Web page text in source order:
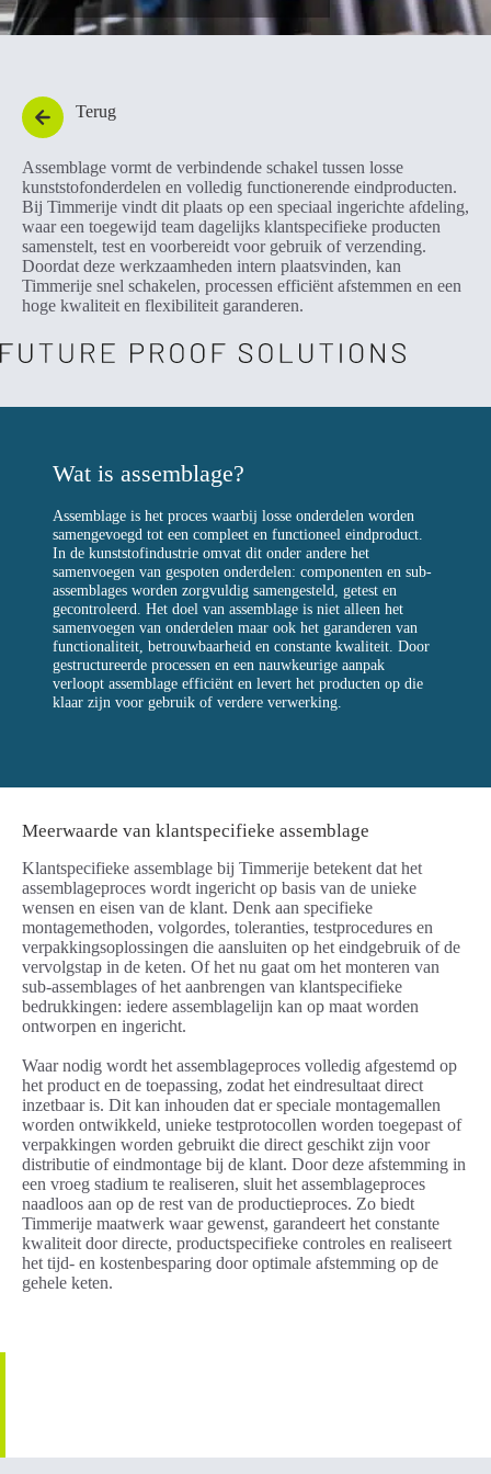
Terug
Assemblage vormt de verbindende schakel tussen losse
kunststofonderdelen en volledig functionerende eindproducten.
Bij Timmerije vindt dit plaats op een speciaal ingerichte afdeling,
waar een toegewijd team dagelijks klantspecifieke producten
samenstelt, test en voorbereidt voor gebruik of verzending.
Doordat deze werkzaamheden intern plaatsvinden, kan
Timmerije snel schakelen, processen efficiënt afstemmen en een
hoge kwaliteit en flexibiliteit garanderen.
Wat is assemblage?
Assemblage is het proces waarbij losse onderdelen worden
samengevoegd tot een compleet en functioneel eindproduct.
In de kunststofindustrie omvat dit onder andere het
samenvoegen van gespoten onderdelen: componenten en sub-
assemblages worden zorgvuldig samengesteld, getest en
gecontroleerd. Het doel van assemblage is niet alleen het
samenvoegen van onderdelen maar ook het garanderen van
functionaliteit, betrouwbaarheid en constante kwaliteit. Door
gestructureerde processen en een nauwkeurige aanpak
verloopt assemblage efficiënt en levert het producten op die
klaar zijn voor gebruik of verdere verwerking.
Meerwaarde van klantspecifieke assemblage
Klantspecifieke assemblage bij Timmerije betekent dat het
assemblageproces wordt ingericht op basis van de unieke
wensen en eisen van de klant. Denk aan specifieke
montagemethoden, volgordes, toleranties, testprocedures en
verpakkingsoplossingen die aansluiten op het eindgebruik of de
vervolgstap in de keten. Of het nu gaat om het monteren van
sub-assemblages of het aanbrengen van klantspecifieke
bedrukkingen: iedere assemblagelijn kan op maat worden
ontworpen en ingericht.
Waar nodig wordt het assemblageproces volledig afgestemd op
het product en de toepassing, zodat het eindresultaat direct
inzetbaar is. Dit kan inhouden dat er speciale montagemallen
worden ontwikkeld, unieke testprotocollen worden toegepast of
verpakkingen worden gebruikt die direct geschikt zijn voor
distributie of eindmontage bij de klant. Door deze afstemming in
een vroeg stadium te realiseren, sluit het assemblageproces
naadloos aan op de rest van de productieproces. Zo biedt
Timmerije maatwerk waar gewenst, garandeert het constante
kwaliteit door directe, productspecifieke controles en realiseert
het tijd- en kostenbesparing door optimale afstemming op de
gehele keten.